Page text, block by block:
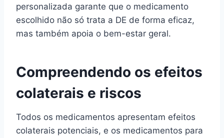
personalizada garante que o medicamento
escolhido não só trata a DE de forma eficaz,
mas também apoia o bem-estar geral.
Compreendendo os efeitos
colaterais e riscos
Todos os medicamentos apresentam efeitos
colaterais potenciais, e os medicamentos para